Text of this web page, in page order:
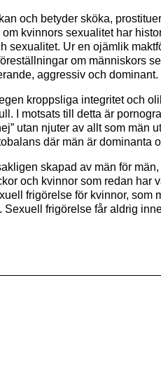
och betyder sköka,
kvinnors sexualitet har
sexualitet. Ur en ojämlik
om människors
aggressiv och dominant.
kroppsliga integritet och
I motsats till detta är
utan njuter av allt som
där män är dominanta
skapad av män för
och kvinnor som redan har
frigörelse för kvinnor,
frigörelse får aldrig